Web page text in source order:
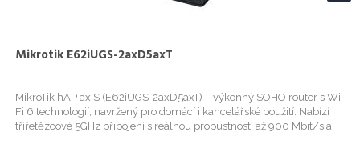
Mikrotik E62iUGS-2axD5axT
MikroTik hAP ax S (E62iUGS-2axD5axT) – výkonný SOHO router s Wi-
Fi 6 technologií, navržený pro domácí i kancelářské použití. Nabízí
třířetězcové 5GHz připojení s reálnou propustností až 900 Mbit/s a